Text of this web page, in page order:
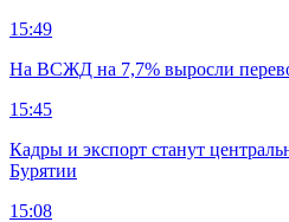
15:49
На ВСЖД на 7,7% выросли
15:45
Кадры и экспорт станут
Бурятии
15:08